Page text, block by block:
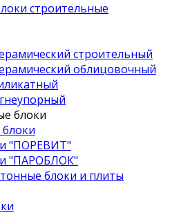
строительные
строительный
облицовочный
"ПОРЕВИТ"
"ПАРОБЛОК"
блоки и плиты